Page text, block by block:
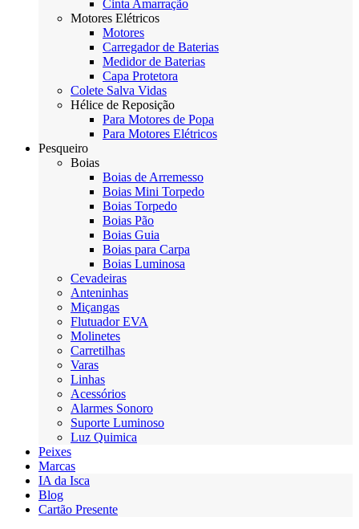
Cinta Amarração
Motores Elétricos
Motores
Carregador de Baterias
Medidor de Baterias
Capa Protetora
Colete Salva Vidas
Hélice de Reposição
Para Motores de Popa
Para Motores Elétricos
Pesqueiro
Boias
Boias de Arremesso
Boias Mini Torpedo
Boias Torpedo
Boias Pão
Boias Guia
Boias para Carpa
Boias Luminosa
Cevadeiras
Anteninhas
Miçangas
Flutuador EVA
Molinetes
Carretilhas
Varas
Linhas
Acessórios
Alarmes Sonoro
Suporte Luminoso
Luz Quimica
Peixes
Marcas
IA da Isca
Blog
Cartão Presente